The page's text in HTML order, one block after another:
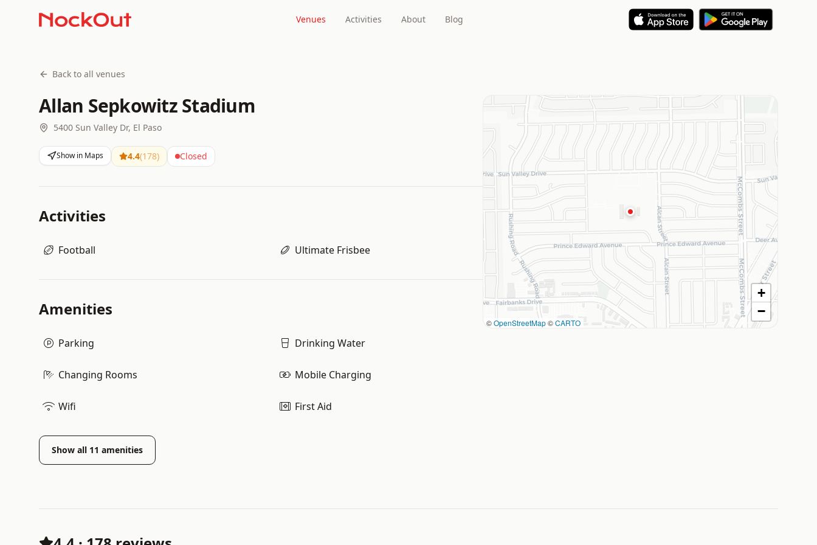
Venues Activities About Blog
Back to all venues
Allan Sepkowitz Stadium
5400 Sun Valley Dr, El Paso
Show in Maps 4.4(178) Closed
Activities
Football Ultimate Frisbee
Amenities
Parking Drinking Water
Changing Rooms Mobile Charging
Wifi First Aid
Show all 11 amenities
©OpenStreetMap©CARTO
+
−